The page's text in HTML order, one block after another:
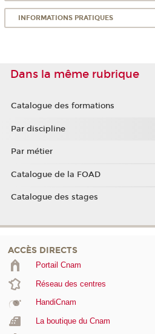
INFORMATIONS PRATIQUES
Dans la même rubrique
Catalogue des formations
Par discipline
Par métier
Catalogue de la FOAD
Catalogue des stages
ACCÈS DIRECTS
Portail Cnam
Réseau des centres
HandiCnam
La boutique du Cnam